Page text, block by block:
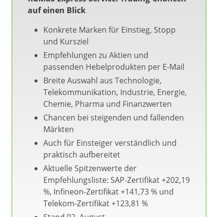
auf einen Blick
Konkrete Marken für Einstieg, Stopp
und Kursziel
Empfehlungen zu Aktien und
passenden Hebelprodukten per E-Mail
Breite Auswahl aus Technologie,
Telekommunikation, Industrie, Energie,
Chemie, Pharma und Finanzwerten
Chancen bei steigenden und fallenden
Märkten
Auch für Einsteiger verständlich und
praktisch aufbereitet
Aktuelle Spitzenwerte der
Empfehlungsliste: SAP-Zertifikat +202,19
%, Infineon-Zertifikat +141,73 % und
Telekom-Zertifikat +123,81 %